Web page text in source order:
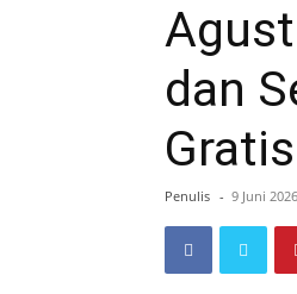
dan
Gratis
Penulis - 9 Juni 2026